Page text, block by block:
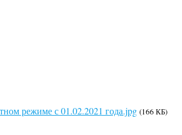
режиме с 01.02.2021 года.jpg (166 КБ)